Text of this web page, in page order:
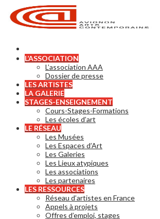
L’ASSOCIATION
L’association AAA
Dossier de presse
LES ARTISTES
LA GALERIE
STAGES-ENSEIGNEMENT
Cours-Stages-Formations
Les écoles d’art
LE RÉSEAU
Les Musées
Les Espaces d’Art
Les Galeries
Les Lieux atypiques
Les associations
Les partenaires
LES RESSOURCES
Réseau d’artistes en France
Appels à projets
Offres d’emploi, stages